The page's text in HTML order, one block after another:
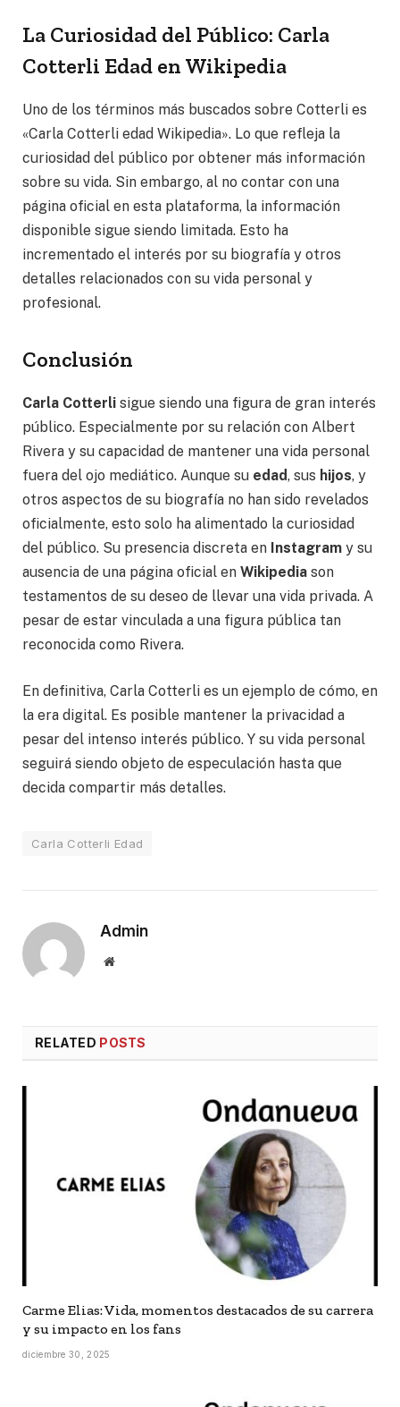
La Curiosidad del Público: Carla
Cotterli Edad en Wikipedia
Uno de los términos más buscados sobre Cotterli es
«Carla Cotterli edad Wikipedia». Lo que refleja la
curiosidad del público por obtener más información
sobre su vida. Sin embargo, al no contar con una
página oficial en esta plataforma, la información
disponible sigue siendo limitada. Esto ha
incrementado el interés por su biografía y otros
detalles relacionados con su vida personal y
profesional.
Conclusión
Carla Cotterli sigue siendo una figura de gran interés
público. Especialmente por su relación con Albert
Rivera y su capacidad de mantener una vida personal
fuera del ojo mediático. Aunque su edad, sus hijos, y
otros aspectos de su biografía no han sido revelados
oficialmente, esto solo ha alimentado la curiosidad
del público. Su presencia discreta en Instagram y su
ausencia de una página oficial en Wikipedia son
testamentos de su deseo de llevar una vida privada. A
pesar de estar vinculada a una figura pública tan
reconocida como Rivera.
En definitiva, Carla Cotterli es un ejemplo de cómo, en
la era digital. Es posible mantener la privacidad a
pesar del intenso interés público. Y su vida personal
seguirá siendo objeto de especulación hasta que
decida compartir más detalles.
Carla Cotterli Edad
Admin
Website
RELATED POSTS
Carme Elias: Vida, momentos destacados de su carrera
y su impacto en los fans
diciembre 30, 2025